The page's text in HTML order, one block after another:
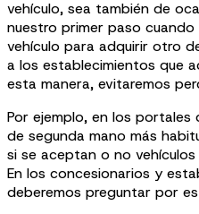
vehículo, sea también de
nuestro primer paso
vehículo para adquirir otro
a los establecimientos que
esta manera, evitaremos
Por ejemplo, en los
de segunda mano más
si se aceptan o no
En los concesionarios y
deberemos preguntar por